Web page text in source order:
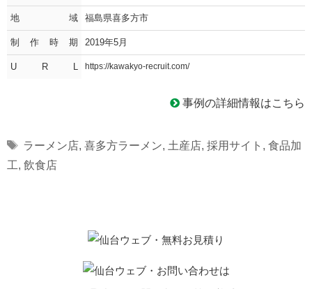
地域 福島県喜多方市
制作時期 2019年5月
U R L https://kawakyo-recruit.com/
事例の詳細情報はこちら
Tags
ラーメン店, 喜多方ラーメン, 土産店, 採用サイト , 食品加
工, 飲食店